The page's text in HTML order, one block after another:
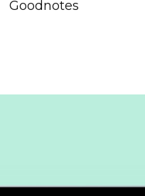
Goodnotes